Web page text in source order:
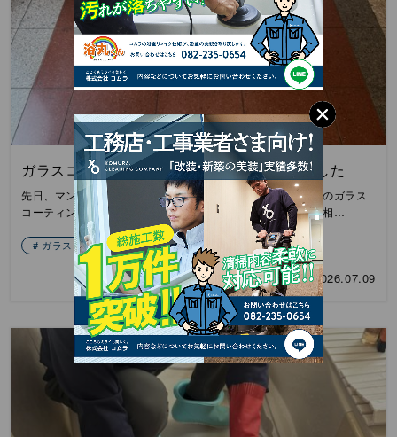
ガラスコーティングの部分補修工事を行いました
先日、マンションのリフォーム工事に伴う、エントランス床のガラス
コーティング補修工事を施工させていただきました。今回ご相…
ガラスコーティング
2026.07.09